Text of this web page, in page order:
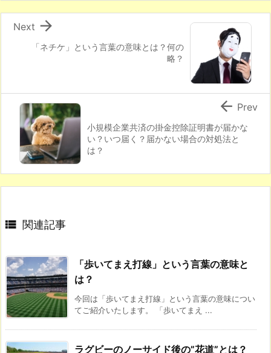
「ネチケ」という言葉の意味とは？何の
略？

Next
小規模企業共済の掛金控除証明書が届かな
い？いつ届く？届かない場合の対処法と
は？
 Prev
 関連記事
「歩いてまえ打線」という言葉の意味と
は？
今回は「歩いてまえ打線」という言葉の意味につい
てご紹介いたします。 「歩いてまえ ...
ラグビーのノーサイド後の”花道”とは？